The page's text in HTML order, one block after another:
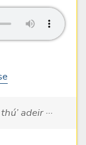
adeir ···